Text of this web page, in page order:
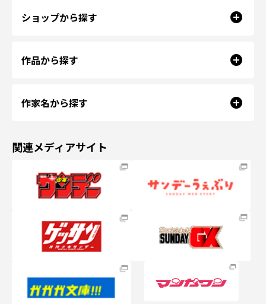
ショップから探す
作品から探す
作家名から探す
関連メディアサイト